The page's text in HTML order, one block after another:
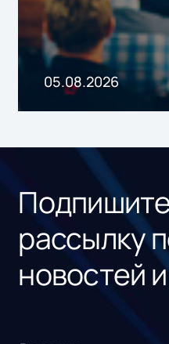
хранения
05.08.2026
рассылку
новостей